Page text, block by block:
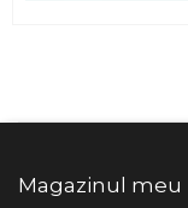
Magazinul meu